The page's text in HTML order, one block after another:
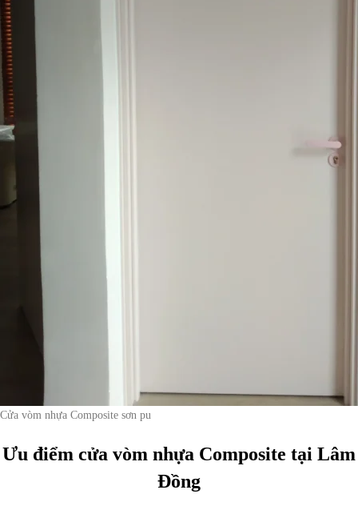
Cửa vòm nhựa Composite sơn pu
Ưu điểm cửa vòm nhựa Composite tại Lâm
Đồng